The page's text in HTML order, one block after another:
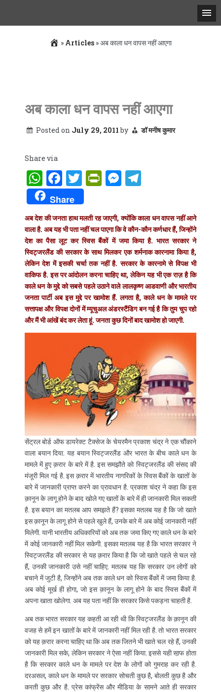
» Articles »अब काला धन वापस नहीं आएगा
अब काला धन वापस नहीं आएगा
Posted on July 29, 2011by डॉ मनीष कुमार
Share via
WhatsApp
Facebook
Twitter
PrintFriendly
Messenger
Share
अब देश की जनता हाथ मलती रह जाएगी, क्योंकि काला धन वापस नहीं आने
वाला है. अब यह भी पता नहीं चल पाएगा कि वे कौन-कौन कर्णधार हैं, जिन्होंने
देश का पैसा लूट कर स्विस बैंकों में जमा किया है. भारत सरकार ने
स्विट्जरलैंड की सरकार के साथ मिलकर एक शर्मनाक कारनामा किया है,
लेकिन देश में इसकी चर्चा तक नहीं है. सरकार के कारनामे से विपक्ष भी
वाकिफ है. इस पर आंदोलन करना चाहिए था, लेकिन यह भी एक राज़ है कि
काले धन के मुद्दे को सबसे पहले उठाने वाले लालकृष्ण आडवाणी और भारतीय
जनता पार्टी अब इस मुद्दे पर खामोश हैं. लगता है, काले धन के मामले पर
सत्तापक्ष और विपक्ष दोनों में म्यूचुअल अंडरस्टैंडिग बन गई है कि तुम चुप रहो
और मैं भी आंखें बंद कर लेता हूं. जनता कुछ दिनों बाद खामोश हो जाएगी.
सेंट्रल बोर्ड ऑफ डायरेक्ट टैक्सेज के चेयरमैन प्रकाश चंद्र ने एक चौंकाने
वाला बयान दिया. यह बयान स्विट्जरलैंड और भारत के बीच काले धन के
मामले में हुए क़रार के बारे में है. इस समझौते को स्विट्जरलैंड की संसद की
मंजूरी मिल गई है. इस क़रार में भारतीय नागरिकों के स्विस बैंकों के खातों के
बारे में जानकारी प्राप्त करने का प्रावधान है. प्रकाश चंद्र ने कहा कि इस
क़ानून के लागू होने के बाद खोले गए खातों के बारे में ही जानकारी मिल सकती
है. इस बयान का मतलब आप समझते हैं? इसका मतलब यह है कि जो खाते
इस क़ानून के लागू होने से पहले खुले हैं, उनके बारे में अब कोई जानकारी नहीं
मिलेगी. यानी भारतीय अधिकारियों को अब तक जमा किए गए काले धन के बारे
में कोई जानकारी नहीं मिल सकेगी. इसका मतलब यह है कि भारत सरकार ने
स्विट्जरलैंड की सरकार से यह क़रार किया है कि जो खाते पहले से चल रहे
हैं, उनकी जानकारी उसे नहीं चाहिए. मतलब यह कि सरकार उन लोगों को
बचाने में जुटी है, जिन्होंने अब तक काले धन को स्विस बैंकों में जमा किया है.
अब कोई मूर्ख ही होगा, जो इस क़ानून के लागू होने के बाद स्विस बैंकों में
अपना खाता खोलेगा. अब यह पता नहीं कि सरकार किसे पकड़ना चाहती है.
अब तक भारत सरकार यह कहती आ रही थी कि स्विट्जरलैंड के क़ानून की
वजह से हमें इन खातों के बारे में जानकारी नहीं मिल रही है. तो भारत सरकार
को यह क़रार करना चाहिए था कि अब तक जितने भी खाते चल रहे हैं, उनकी
जानकारी मिल सके, लेकिन सरकार ने ऐसा नहीं किया. इससे यही सा़फ होता
है कि सरकार काले धन के मामले पर देश के लोगों को गुमराह कर रही है.
दरअसल, काले धन के मामले पर सरकार सोचती कुछ है, बोलती कुछ है और
करती कुछ और है. प्रेस कांफ्रेंस और मीडिया के सामने आते ही सरकार